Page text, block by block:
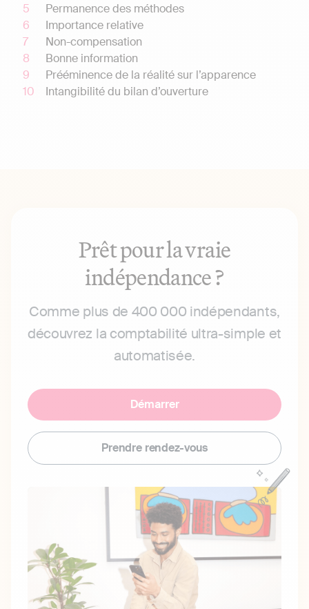
Permanence des méthodes
Importance relative
Non-compensation
Bonne information
Prééminence de la réalité sur l’apparence
Intangibilité du bilan d’ouverture
Prêt pour la vraie
indépendance ?
Comme plus de 400 000 indépendants,
découvrez la comptabilité ultra-simple et
automatisée.
Démarrer
Prendre rendez-vous